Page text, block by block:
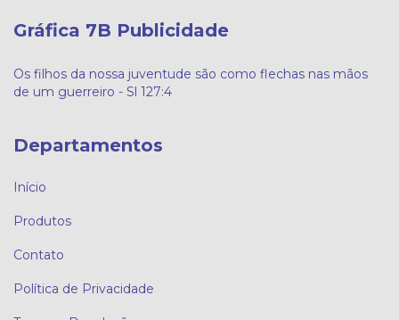
Gráfica 7B Publicidade
Os filhos da nossa juventude são como flechas nas mãos
de um guerreiro - Sl 127:4
Departamentos
Início
Produtos
Contato
Política de Privacidade